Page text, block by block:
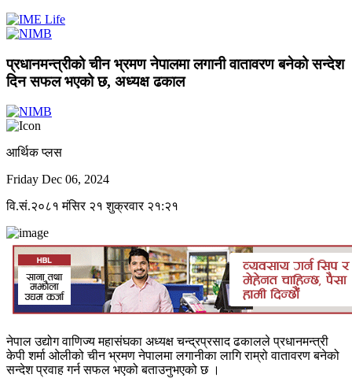
प्रधानमन्त्रीको चीन भ्रमण नेपालमा लगानी वातावरण बनेको सन्देश
दिन सफल भएको छ, अध्यक्ष ढकाल
आर्थिक प्लस
Friday Dec 06, 2024
वि.सं.२०८१ मंसिर २१ शुक्रवार २१:२१
नेपाल उद्योग वाणिज्य महासंघका अध्यक्ष चन्द्रप्रसाद ढकालले प्रधानमन्त्री
केपी शर्मा ओलीको चीन भ्रमण नेपालमा लगानीका लागि राम्रो वातावरण बनेको
सन्देश प्रवाह गर्न सफल भएको बताउनुभएको छ ।